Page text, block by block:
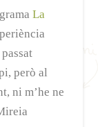
La
però al
ni m’he ne